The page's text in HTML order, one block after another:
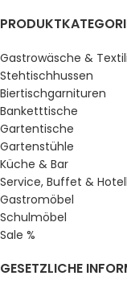
Gastrowäsche &
Stehtischhussen
Biertischgarnituren
Banketttische
Gartentische
Gartenstühle
Küche & Bar
Service, Buffet &
Gastromöbel
Schulmöbel
Sale %
GESETZLICHE